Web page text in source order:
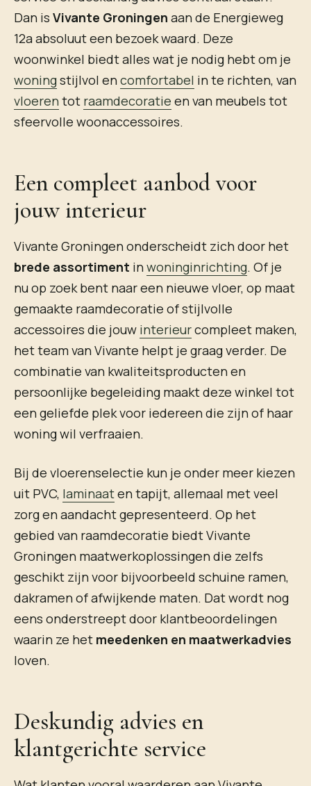
Dan is Vivante Groningen aan de Energieweg
12a absoluut een bezoek waard. Deze
woonwinkel biedt alles wat je nodig hebt om je
woningstijlvol encomfortabel in te richten, van
vloeren tot raamdecoratie en van meubels tot
sfeervolle woonaccessoires.
Een compleet aanbod voor
jouw interieur
Vivante Groningen onderscheidt zich door het
brede assortiment inwoninginrichting. Of je
nu op zoek bent naar een nieuwe vloer, op maat
gemaakte raamdecoratie of stijlvolle
accessoires die jouw interieurcompleet maken,
het team van Vivante helpt je graag verder. De
combinatie van kwaliteitsproducten en
persoonlijke begeleiding maakt deze winkel tot
een geliefde plek voor iedereen die zijn of haar
woning wil verfraaien.
Bij de vloerenselectie kun je onder meer kiezen
uit PVC, laminaaten tapijt, allemaal met veel
zorg en aandacht gepresenteerd. Op het
gebied van raamdecoratie biedt Vivante
Groningen maatwerkoplossingen die zelfs
geschikt zijn voor bijvoorbeeld schuine ramen,
dakramen of afwijkende maten. Dat wordt nog
eens onderstreept door klantbeoordelingen
waarin ze het meedenken en maatwerkadvies
loven.
Deskundig advies en
klantgerichte service